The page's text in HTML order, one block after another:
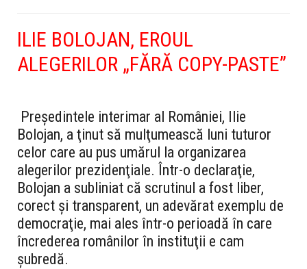
ILIE BOLOJAN, EROUL
ALEGERILOR „FĂRĂ COPY-PASTE”
Preşedintele interimar al României, Ilie
Bolojan, a ţinut să mulţumească luni tuturor
celor care au pus umărul la organizarea
alegerilor prezidenţiale. Într-o declaraţie,
Bolojan a subliniat că scrutinul a fost liber,
corect şi transparent, un adevărat exemplu de
democraţie, mai ales într-o perioadă în care
încrederea românilor în instituţii e cam
şubredă.